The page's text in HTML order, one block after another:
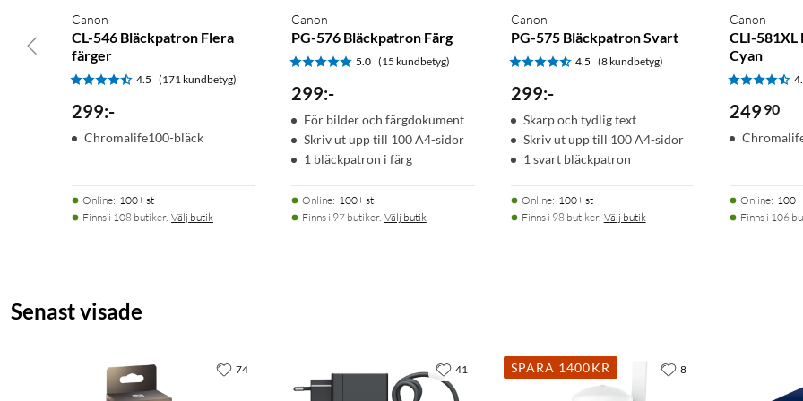
Canon
CL-546 Bläckpatron Flera
färger
4.5 (171 kundbetyg)
299:-
Chromalife100-bläck
Online: 100+ st
Finns i 108 butiker. Välj butik
Canon
PG-576 Bläckpatron Färg
5.0 (15 kundbetyg)
299:-
För bilder och färgdokument
Skriv ut upp till 100 A4-sidor
1 bläckpatron i färg
Online: 100+ st
Finns i 97 butiker. Välj butik
Canon
PG-575 Bläckpatron Svart
4.5 (8 kundbetyg)
299:-
Skarp och tydlig text
Skriv ut upp till 100 A4-sidor
1 svart bläckpatron
Online: 100+ st
Finns i 98 butiker. Välj butik
Canon
CLI-581XL
Cyan
249 90
Online:
Finns i 106
Senast visade
74 41 SPARA 1400KR 8